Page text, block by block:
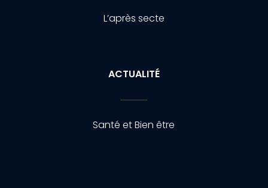
L’après secte
ACTUALITÉ
Santé et Bien être